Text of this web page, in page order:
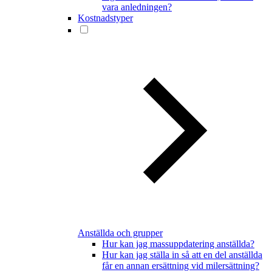
vara anledningen?
Kostnadstyper
Anställda och grupper
Hur kan jag massuppdatering anställda?
Hur kan jag ställa in så att en del anställda
får en annan ersättning vid milersättning?